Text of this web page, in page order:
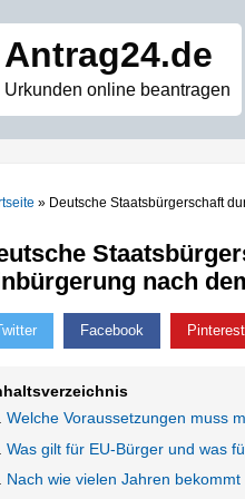
Antrag24.de
Urkunden online beantragen
» Deutsche Staatsbürgerschaft
nach
Twitter Facebook Pinterest
Welche Voraussetzungen muss
Was gilt für EU-Bürger und was
Nach wie vielen Jahren